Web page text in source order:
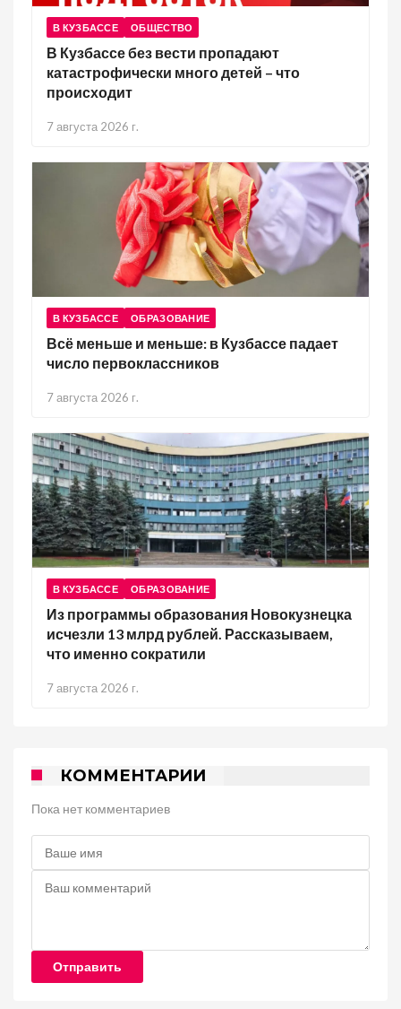
В КУЗБАССЕ ОБЩЕСТВО
В Кузбассе без вести пропадают
катастрофически много детей – что
происходит
7 августа 2026 г.
В КУЗБАССЕ ОБРАЗОВАНИЕ
Всё меньше и меньше: в Кузбассе падает
число первоклассников
7 августа 2026 г.
В КУЗБАССЕ ОБРАЗОВАНИЕ
Из программы образования Новокузнецка
исчезли 13 млрд рублей. Рассказываем,
что именно сократили
7 августа 2026 г.
КОММЕНТАРИИ
Пока нет комментариев
Отправить